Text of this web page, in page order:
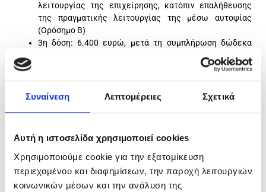
Συναίνεση Λεπτομέρειες Σχετικά
Αυτή η ιστοσελίδα χρησιμοποιεί cookies
Χρησιμοποιούμε cookie για την εξατομίκευση
περιεχομένου και διαφημίσεων, την παροχή λειτουργιών
κοινωνικών μέσων και την ανάλυση της
λειτουργίας της επιχείρησης, κατόπιν επαλήθευσης
της πραγματικής λειτουργίας της μέσω αυτοψίας
(Ορόσημο Β)
3η δόση: 6.400 ευρώ, μετά τη συμπλήρωση δώδεκα
μηνών λειτουργίας της επιχείρησης, κατόπιν νέας
αυτοψίας για την επιβεβαίωση της πραγματικής και
συνεχούς λειτουργίας (Ορόσημο Γ).
Δικαιούχοι της δράσης είναι εγγεγραμμένοι άνεργοι στο
βρίσκονται εκτός Απασχόλησης, Εκπαίδευσης και Κατάρτισης
συμμετέχουν σε κατάρτιση) και υποβάλουν αίτηση
χρηματοδότησης με επιχειρηματικό σχέδιο.